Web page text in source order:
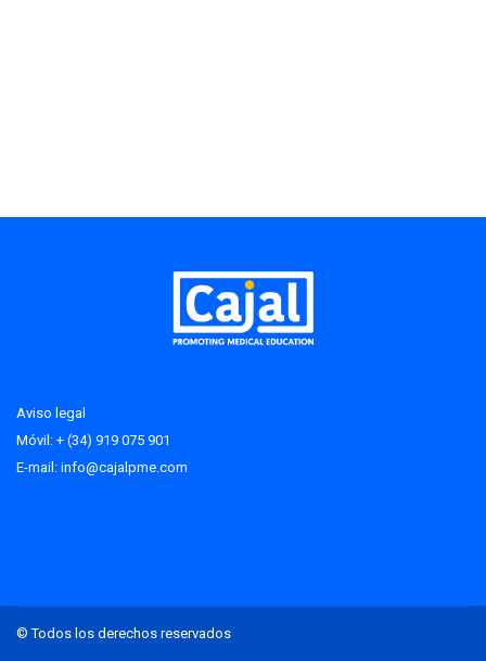
Aviso legal
Móvil: + (34) 919 075 901
E-mail: info@cajalpme.com
© Todos los derechos reservados